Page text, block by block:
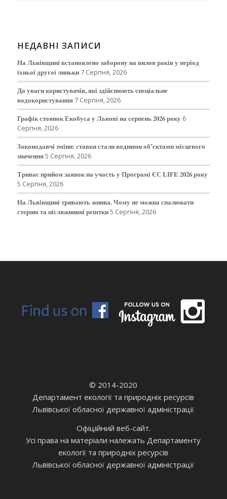
НЕДАВНІ ЗАПИСИ
На Львівщині встановлено заборону на вилов раків у період
їхньої другої линьки 7 Серпня, 2026
До уваги користувачів, які здійснюють спеціальне
водокористування 7 Серпня, 2026
Графік стоянок Екобуса у Львові на серпень 2026 року 6
Серпня, 2026
Законодавчі зміни: ставки стали водними об’єктами місцевого
значення5 Серпня, 2026
Триває прийом заявок на участь у Програмі ЄС LIFE 2026 року
5 Серпня, 2026
На Львівщині тривають жнива. Чому не можна спалювати
стерню та післяжнивні рештки5 Серпня, 2026
© 2014-2020
Департамент екології та природніх ресурсів
Львівської обласної державної адміністрації
Офіційний веб-сайт.
Усі права на матеріали належать Департаменту
екології та природніх ресурсів
Львівської обласної державної адміністрації